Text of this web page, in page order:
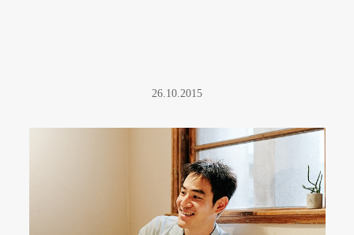
26.10.2015